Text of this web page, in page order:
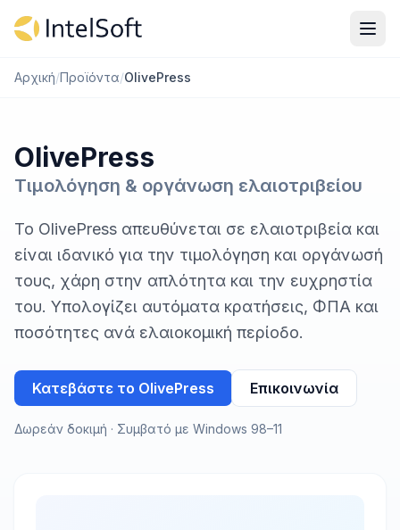
Αρχική/Προϊόντα/OlivePress
OlivePress
Τιμολόγηση & οργάνωση ελαιοτριβείου
Το OlivePress απευθύνεται σε ελαιοτριβεία και
είναι ιδανικό για την τιμολόγηση και οργάνωσή
τους, χάρη στην απλότητα και την ευχρηστία
του. Υπολογίζει αυτόματα κρατήσεις, ΦΠΑ και
ποσότητες ανά ελαιοκομική περίοδο.
Κατεβάστε το OlivePress Επικοινωνία
Δωρεάν δοκιμή · Συμβατό με Windows 98–11